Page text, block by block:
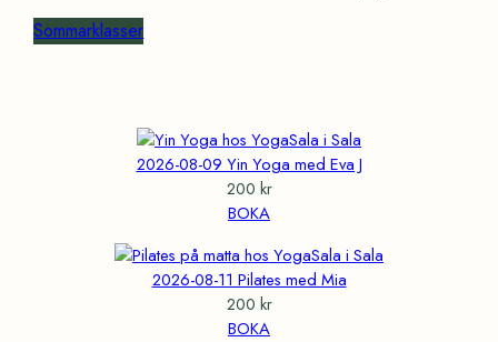
Sommarklasser
2026-08-09 Yin Yoga med Eva J
200 kr
BOKA
2026-08-11 Pilates med Mia
200 kr
BOKA